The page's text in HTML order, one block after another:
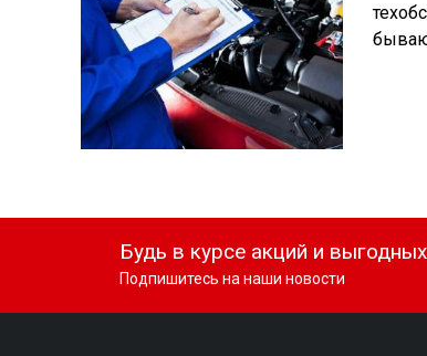
Будь в курсе акций и
Подпишитесь на наши новости